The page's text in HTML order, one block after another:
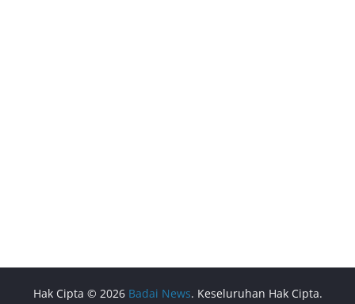
Hak Cipta © 2026 Badai News. Keseluruhan Hak Cipta.